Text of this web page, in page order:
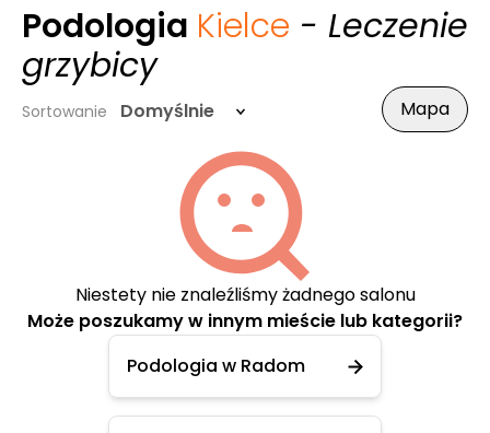
Podologia Kielce - Leczenie
grzybicy
Sortowanie Domyślnie Mapa
Niestety nie znaleźliśmy żadnego salonu
Może poszukamy w innym mieście lub kategorii?
Podologia w Radom